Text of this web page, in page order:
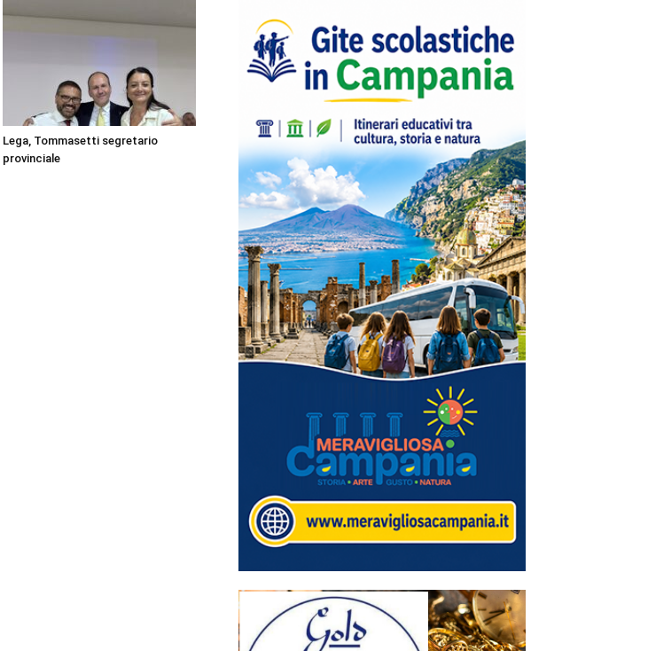
Lega, Tommasetti segretario
provinciale